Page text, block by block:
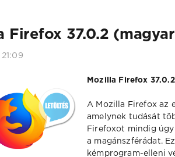
Firefox 37.0.2
Mozilla Firefox
A Mozilla Firefox az
amelynek tudását
Firefoxot mindig
a magánszférádat.
kémprogram-elleni